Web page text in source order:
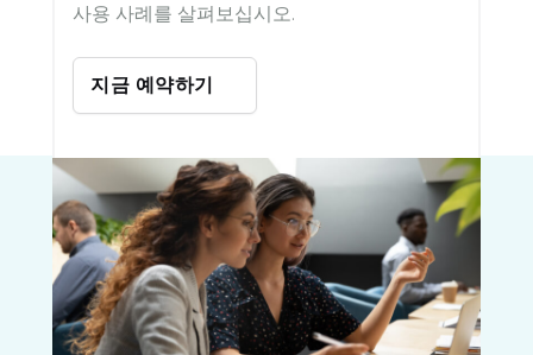
사용 사례를 살펴보십시오.
지금 예약하기